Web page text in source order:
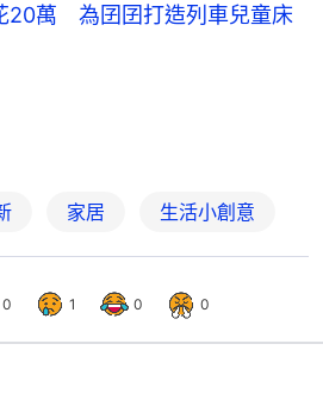
20萬 為囝囝打造列車兒童床
家居 生活小創意
0 1 0 0